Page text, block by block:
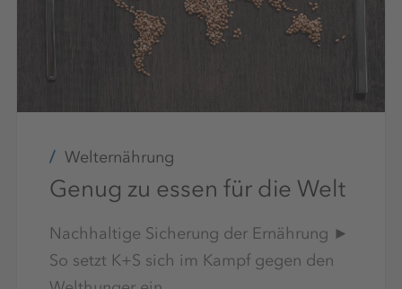
Welternährung
Genug zu essen für die Welt
Nachhaltige Sicherung der Ernährung ►
So setzt K+S sich im Kampf gegen den